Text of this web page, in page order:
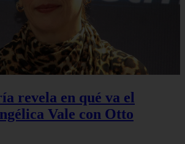
revela en qué va el
Vale con Otto